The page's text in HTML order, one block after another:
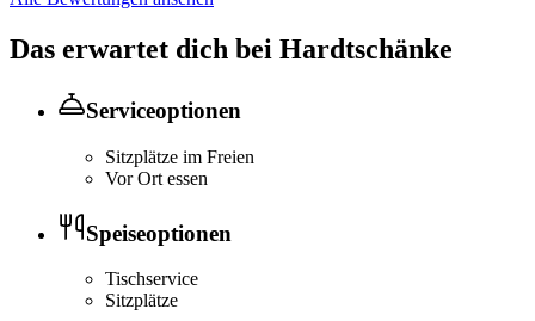
Das erwartet dich bei Hardtschänke
Serviceoptionen
Sitzplätze im Freien
Vor Ort essen
Speiseoptionen
Tischservice
Sitzplätze